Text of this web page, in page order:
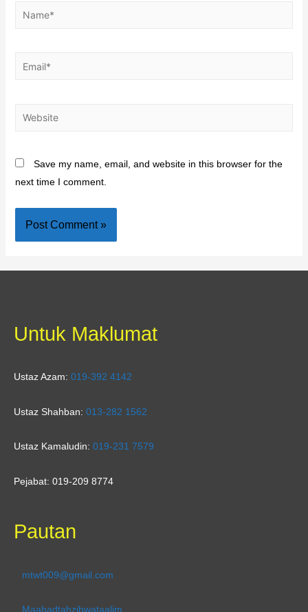
Save my name, email, and website in this browser for the
next time I comment.
Untuk Maklumat
Ustaz Azam: 019-392 4142
Ustaz Shahban: 013-282 1562
Ustaz Kamaludin: 019-231 7579
Pejabat: 019-209 8774
Pautan
mtwt009@gmail.com
Maahadtahzibwataalim